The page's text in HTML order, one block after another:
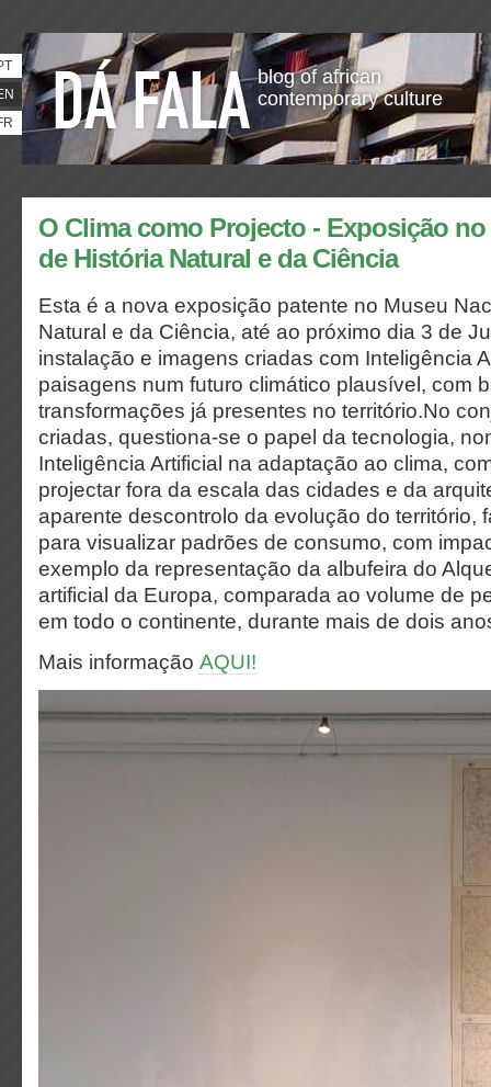
blog of african
contemporary culture
O Clima como Projecto - Exposição
de História Natural e da Ciência
Esta é a nova exposição patente no Museu
Natural e da Ciência, até ao próximo dia 3 de
instalação e imagens criadas com Inteligência
paisagens num futuro climático plausível, com
transformações já presentes no território.No
criadas, questiona-se o papel da tecnologia,
Inteligência Artificial na adaptação ao clima,
projectar fora da escala das cidades e da
aparente descontrolo da evolução do território,
para visualizar padrões de consumo, com
exemplo da representação da albufeira do
artificial da Europa, comparada ao volume de
em todo o continente, durante mais de dois
Mais informação AQUI!